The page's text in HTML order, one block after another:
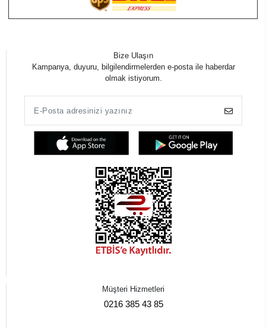
Bize Ulaşın
Kampanya, duyuru, bilgilendirmelerden e-posta ile haberdar
olmak istiyorum.
Müşteri Hizmetleri
0216 385 43 85